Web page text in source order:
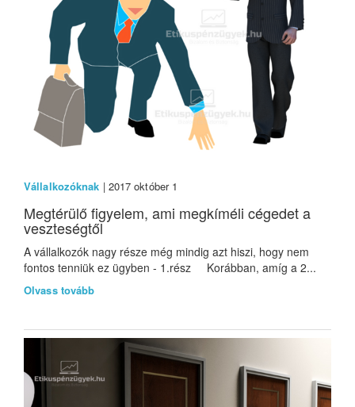
Vállalkozóknak | 2017 október 1
Megtérülő figyelem, ami megkíméli cégedet a
veszteségtől
A vállalkozók nagy része még mindig azt hiszi, hogy nem
fontos tenniük ez ügyben - 1.rész Korábban, amíg a 2...
Olvass tovább